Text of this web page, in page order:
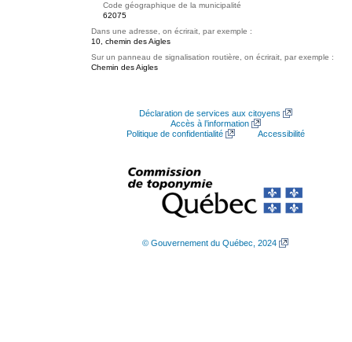
Code géographique de la municipalité
62075
Dans une adresse, on écrirait, par exemple :
10, chemin des Aigles
Sur un panneau de signalisation routière, on écrirait, par exemple :
Chemin des Aigles
Déclaration de services aux citoyens
Accès à l’information
Politique de confidentialité
Accessibilité
© Gouvernement du Québec, 2024